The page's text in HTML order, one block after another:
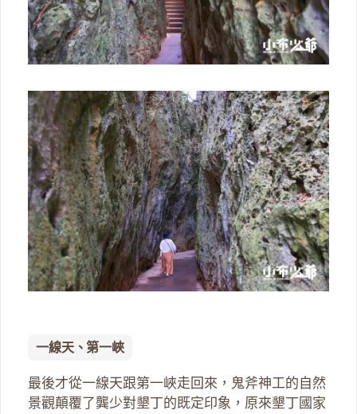
一線天、第一峽
最後才從一線天跟第一峽走回來，鬼斧神工的自然
景觀顛覆了龔少對墾丁的既定印象，原來墾丁國家